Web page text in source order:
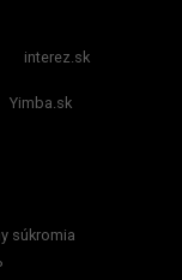
interez.sk
Yimba.sk
súkromia